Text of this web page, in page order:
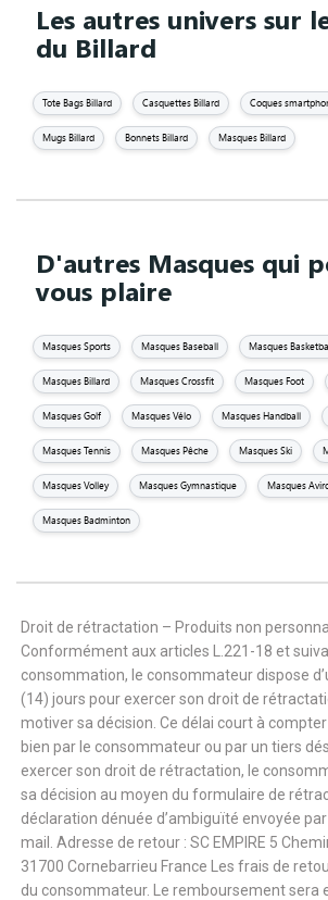
Les autres univers sur
du Billard
Tote Bags Billard Casquettes Billard Coques
Mugs Billard Bonnets Billard Masques Billard
D'autres Masques qui
vous plaire
Masques Sports Masques Baseball Masques
Masques Billard Masques Crossfit Masques Foot
Masques Golf Masques Vélo Masques Handball
Masques Tennis Masques Pêche Masques Ski
Masques Volley Masques Gymnastique Masques
Masques Badminton
Droit de rétractation – Produits non
Conformément aux articles L.221-18 et
consommation, le consommateur dispose
(14) jours pour exercer son droit de
motiver sa décision. Ce délai court à
bien par le consommateur ou par un tiers
exercer son droit de rétractation, le
sa décision au moyen du formulaire de
déclaration dénuée d’ambiguïté envoyée
mail. Adresse de retour : SC EMPIRE 5
31700 Cornebarrieu France Les frais de
du consommateur. Le remboursement sera